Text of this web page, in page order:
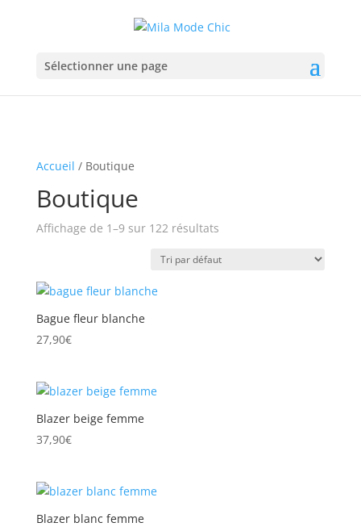
Sélectionner une page
Accueil / Boutique
Boutique
Affichage de 1–9 sur 122 résultats
Bague fleur blanche
27,90€
Blazer beige femme
37,90€
Blazer blanc femme